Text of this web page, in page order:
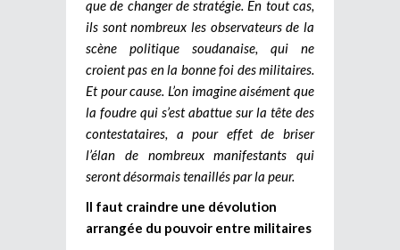
que de changer de stratégie. En tout cas,
ils sont nombreux les observateurs de la
scène politique soudanaise, qui ne
croient pas en la bonne foi des militaires.
Et pour cause. L’on imagine aisément que
la foudre qui s’est abattue sur la tête des
contestataires, a pour effet de briser
l’élan de nombreux manifestants qui
seront désormais tenaillés par la peur.
Il faut craindre une dévolution
arrangée du pouvoir entre militaires